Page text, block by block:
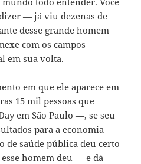
— já viu dezenas de
desse grande homem
com os campos
em sua volta.
em que ele aparece em
15 mil pessoas que
em São Paulo —, se seu
para a economia
de saúde pública deu certo
homem deu — e dá —